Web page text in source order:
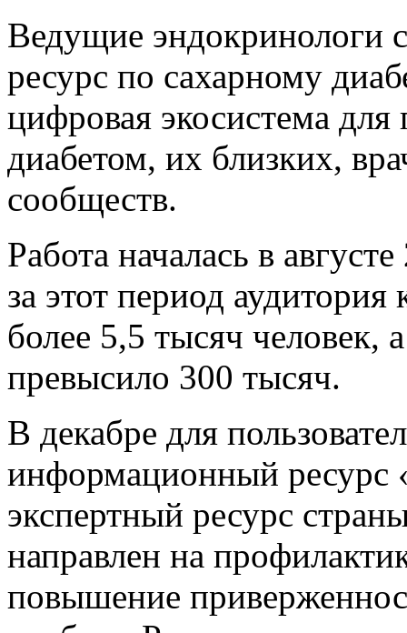
Ведущие эндокринологи
ресурс по сахарному
цифровая экосистема
диабетом, их близких,
сообществ.
Работа началась в
за этот период
более 5,5 тысяч человек,
превысило 300 тысяч.
В декабре для
информационный
экспертный ресурс
направлен на
повышение